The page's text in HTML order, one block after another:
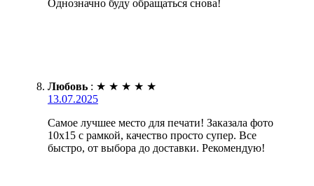
Однозначно буду обращаться снова!
Любовь : ★ ★ ★ ★ ★
13.07.2025
Самое лучшее место для печати! Заказала фото
10х15 с рамкой, качество просто супер. Все
быстро, от выбора до доставки. Рекомендую!